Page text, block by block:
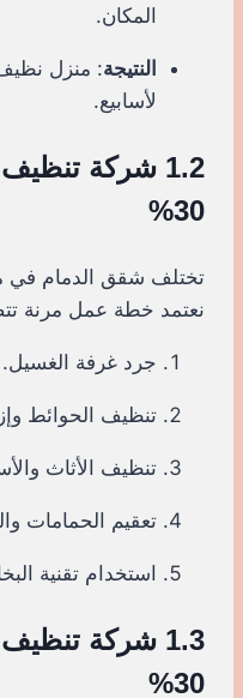
المكان.
النتيجة: منزل
لأسابيع.
1.2 شركة
30%
تختلف شقق الدمام في
نعتمد خطة عمل مرنة
جرد غرفة الغسيل.
تنظيف الحوائط
تنظيف الأثاث
تعقيم الحمامات
استخدام تقنية
1.3 شركة
30%